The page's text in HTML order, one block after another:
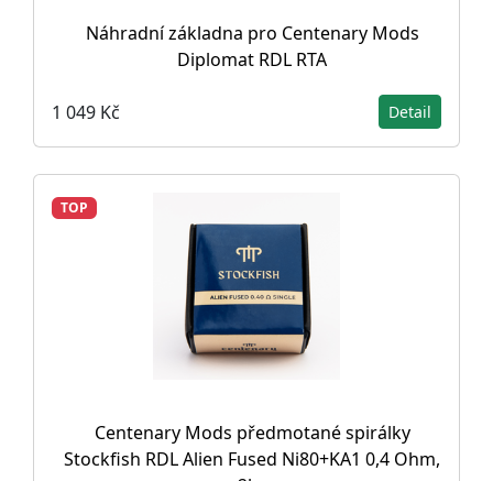
Náhradní základna pro Centenary Mods
Diplomat RDL RTA
1 049 Kč Detail
TOP
Centenary Mods předmotané spirálky
Stockfish RDL Alien Fused Ni80+KA1 0,4 Ohm,